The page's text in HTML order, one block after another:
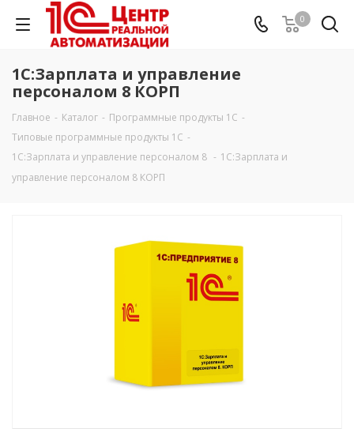
0
1С:Зарплата и управление
персоналом 8 КОРП
Главное - Каталог - Программные продукты 1С -
Типовые программные продукты 1С -
1С:Зарплата и управление персоналом 8 - 1С:Зарплата и
управление персоналом 8 КОРП